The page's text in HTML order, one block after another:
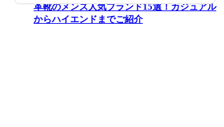
革靴のメンズ人気ブランド15選！カジュアル
からハイエンドまでご紹介